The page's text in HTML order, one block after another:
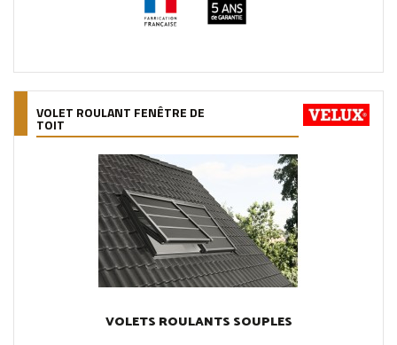
VOLET ROULANT FENÊTRE DE
TOIT
VOLETS ROULANTS SOUPLES